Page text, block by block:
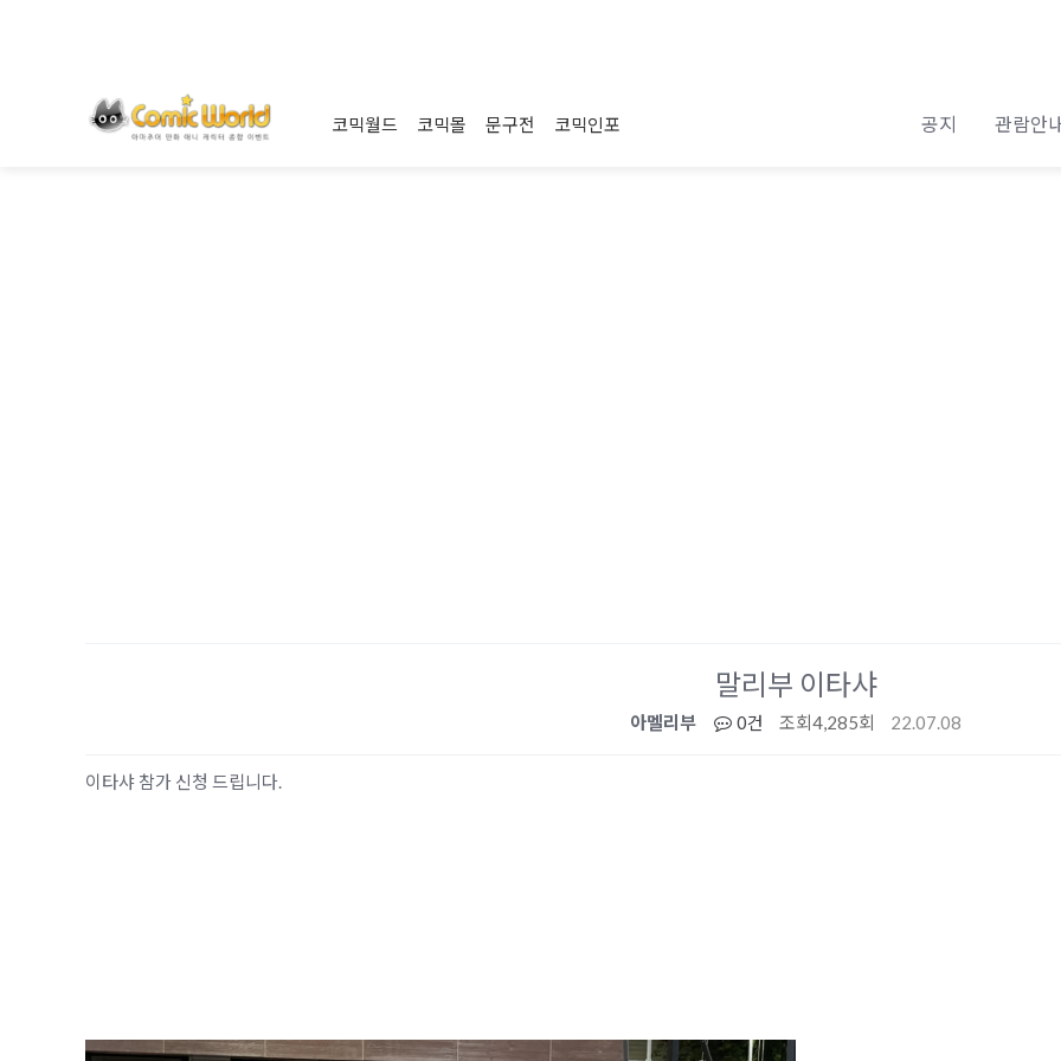
코믹월드 코믹몰 문구전 코믹인포 공지 관람안
말리부 이타샤
아멜리부 0건 조회4,285회 22.07.08
이타샤 참가 신청 드립니다.